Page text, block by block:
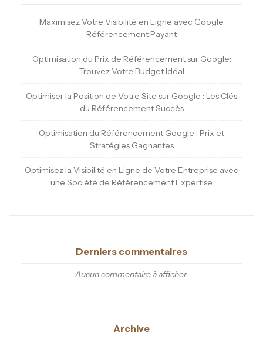
Maximisez Votre Visibilité en Ligne avec Google
Référencement Payant
Optimisation du Prix de Référencement sur Google:
Trouvez Votre Budget Idéal
Optimiser la Position de Votre Site sur Google : Les Clés
du Référencement Succès
Optimisation du Référencement Google : Prix et
Stratégies Gagnantes
Optimisez la Visibilité en Ligne de Votre Entreprise avec
une Société de Référencement Expertise
Derniers commentaires
Aucun commentaire à afficher.
Archive